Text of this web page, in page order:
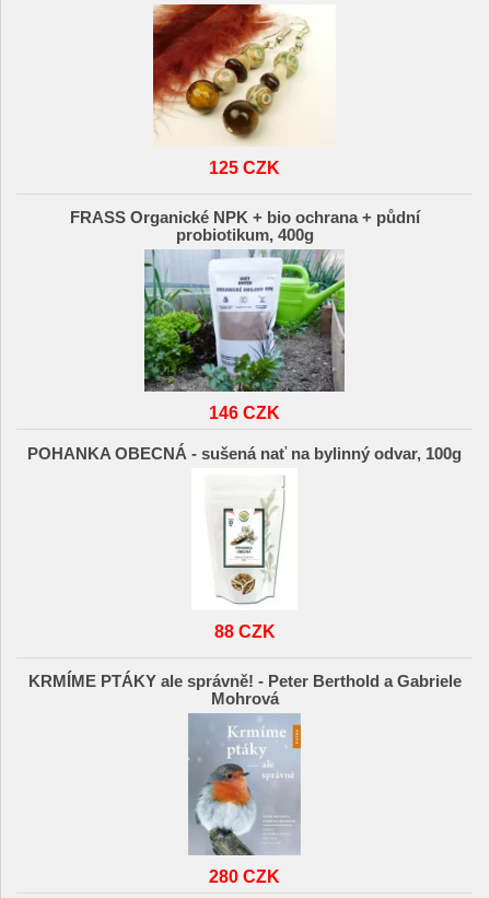
125 CZK
FRASS Organické NPK + bio ochrana + půdní
probiotikum, 400g
146 CZK
POHANKA OBECNÁ - sušená nať na bylinný odvar, 100g
88 CZK
KRMÍME PTÁKY ale správně! - Peter Berthold a Gabriele
Mohrová
280 CZK